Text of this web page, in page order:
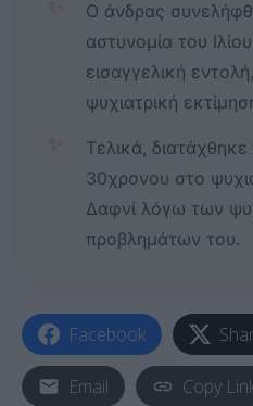
✨
Ο άνδρας
αστυνομία του
εισαγγελική
ψυχιατρική
✨
Τελικά,
30χρονου στο
Δαφνί λόγω των
προβλημάτων του.
Facebook
Email Copy